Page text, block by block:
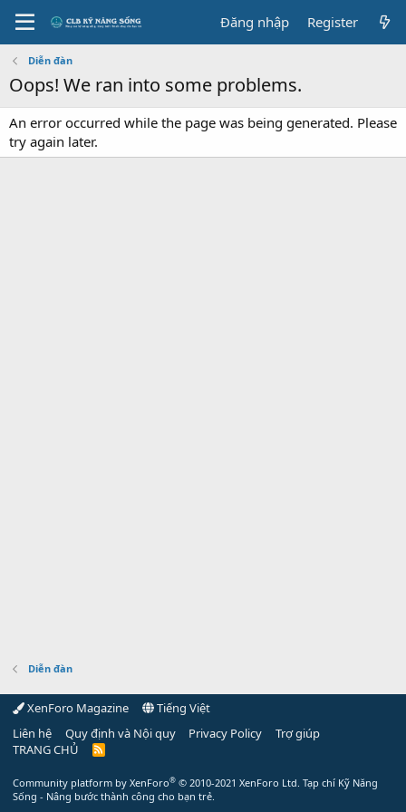
Đăng nhập Register
Diễn đàn
Oops! We ran into some problems.
An error occurred while the page was being generated. Please
try again later.
Diễn đàn
XenForo Magazine
Tiếng Việt
Liên hệ
Quy định và Nội quy Privacy Policy
Trợ giúp
TRANG CHỦ
R
Community platform by XenForo® © 2010-2021 XenForo Ltd. Tạp chí Kỹ Năng
Sống - Nâng bước thành công cho bạn trẻ.